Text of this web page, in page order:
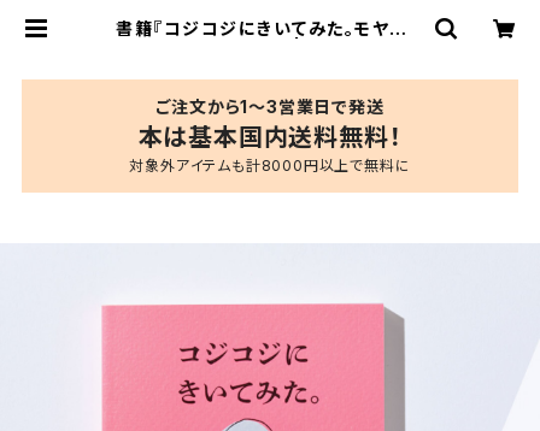
書籍『コジコジにきいてみた。モヤモヤ
ご注文から1〜3営業日で発送
本は基本国内送料無料！
対象外アイテムも計8000円以上で無料に